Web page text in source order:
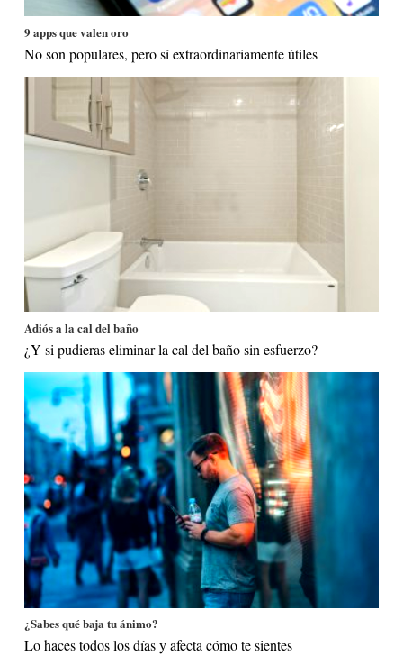
9 apps que valen oro
No son populares, pero sí extraordinariamente útiles
Adiós a la cal del baño
¿Y si pudieras eliminar la cal del baño sin esfuerzo?
¿Sabes qué baja tu ánimo?
Lo haces todos los días y afecta cómo te sientes